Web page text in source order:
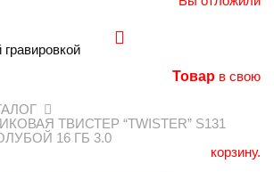
Товарв свою
корзину.
ТВИСТЕР “TWISTER” S131
16 ГБ 3.0